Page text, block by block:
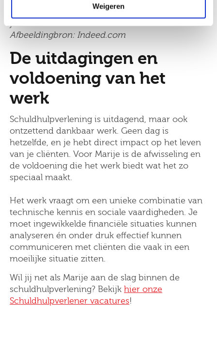
Weigeren
Gemiddeld loon Consulent Schuldhulpverlening
juli 2024
Afbeeldingbron: Indeed.com
De uitdagingen en
voldoening van het
werk
Schuldhulpverlening is uitdagend, maar ook
ontzettend dankbaar werk. Geen dag is
hetzelfde, en je hebt direct impact op het leven
van je cliënten. Voor Marije is de afwisseling en
de voldoening die het werk biedt wat het zo
speciaal maakt.
Het werk vraagt om een unieke combinatie van
technische kennis en sociale vaardigheden. Je
moet ingewikkelde financiële situaties kunnen
analyseren én onder druk effectief kunnen
communiceren met cliënten die vaak in een
moeilijke situatie zitten.
Wil jij net als Marije aan de slag binnen de
schuldhulpverlening? Bekijk hier onze
Schuldhulpverlener vacatures!